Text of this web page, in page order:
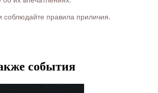
соблюдайте правила приличия.
события